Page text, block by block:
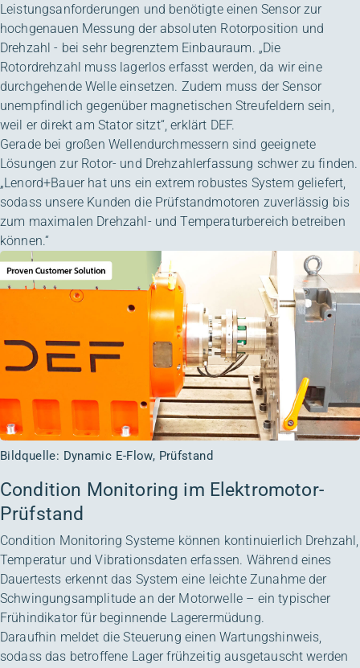
Leistungsanforderungen und benötigte einen Sensor zur
hochgenauen Messung der absoluten Rotorposition und
Drehzahl - bei sehr begrenztem Einbauraum. „Die
Rotordrehzahl muss lagerlos erfasst werden, da wir eine
durchgehende Welle einsetzen. Zudem muss der Sensor
unempfindlich gegenüber magnetischen Streufeldern sein,
weil er direkt am Stator sitzt“, erklärt DEF.
Gerade bei großen Wellendurchmessern sind geeignete
Lösungen zur Rotor- und Drehzahlerfassung schwer zu finden.
„Lenord+Bauer hat uns ein extrem robustes System geliefert,
sodass unsere Kunden die Prüfstandmotoren zuverlässig bis
zum maximalen Drehzahl- und Temperaturbereich betreiben
können.“
Bildquelle: Dynamic E-Flow, Prüfstand
Condition Monitoring im Elektromotor-
Prüfstand
Condition Monitoring Systeme können kontinuierlich Drehzahl,
Temperatur und Vibrationsdaten erfassen. Während eines
Dauertests erkennt das System eine leichte Zunahme der
Schwingungsamplitude an der Motorwelle – ein typischer
Frühindikator für beginnende Lagerermüdung.
Daraufhin meldet die Steuerung einen Wartungshinweis,
sodass das betroffene Lager frühzeitig ausgetauscht werden